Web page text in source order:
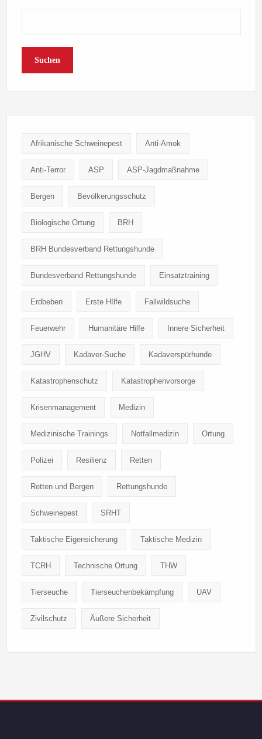
Suchen
Afrikanische Schweinepest Anti-Amok
Anti-Terror ASP ASP-Jagdmaßnahme
Bergen Bevölkerungsschutz
Biologische Ortung BRH
BRH Bundesverband Rettungshunde
Bundesverband Rettungshunde Einsatztraining
Erdbeben Erste HIlfe Fallwildsuche
Feuerwehr Humanitäre Hilfe Innere Sicherheit
JGHV Kadaver-Suche Kadaverspürhunde
Katastrophenschutz Katastrophenvorsorge
Krisenmanagement Medizin
Medizinische Trainings Notfallmedizin Ortung
Polizei Resilienz Retten
Retten und Bergen Rettungshunde
Schweinepest SRHT
Taktische Eigensicherung Taktische Medizin
TCRH Technische Ortung THW
Tierseuche Tierseuchenbekämpfung UAV
Zivilschutz Äußere Sicherheit